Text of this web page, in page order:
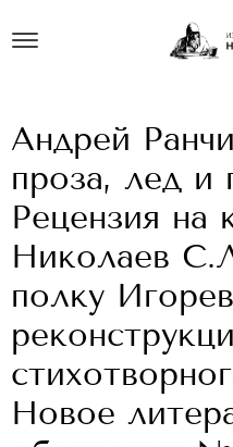
Андрей
проза, лед и
Рецензия на
Николаев
полку
Новое